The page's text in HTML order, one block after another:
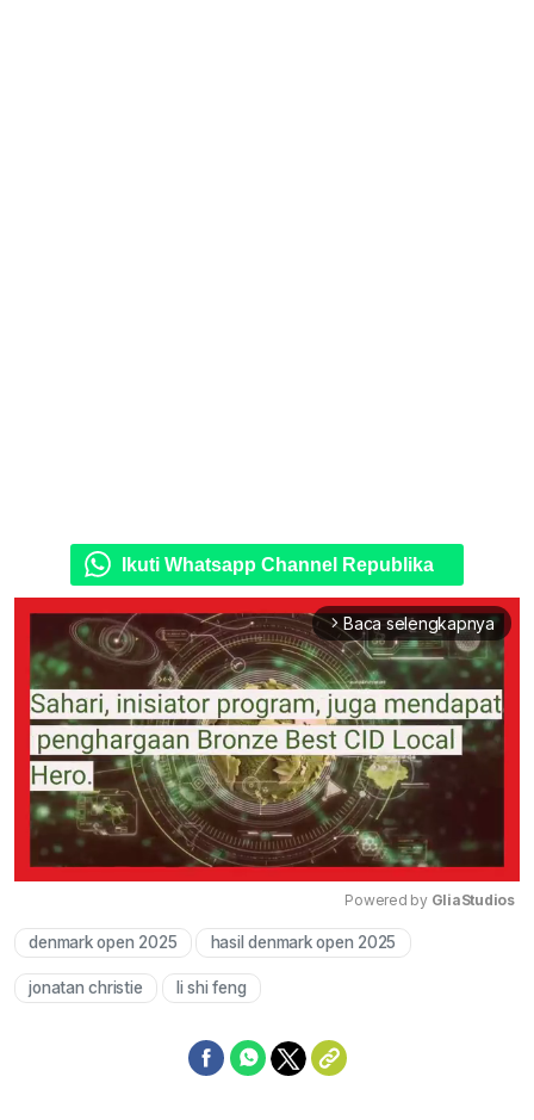
Ikuti Whatsapp Channel Republika
arrow_forward_ios Baca selengkapnya
Powered by GliaStudios
denmark open 2025 hasil denmark open 2025
jonatan christie li shi feng